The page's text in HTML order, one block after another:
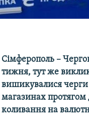
Сімферополь –
тижня, тут же
вишикувалися черги
магазинах протягом
коливання на